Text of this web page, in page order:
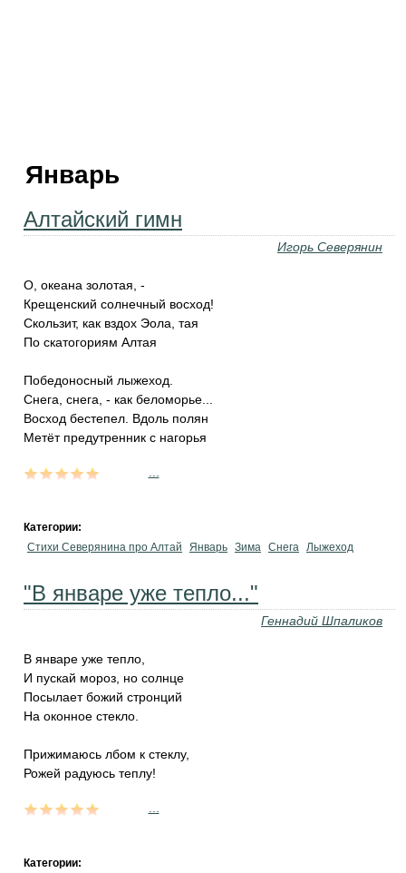
Январь
Алтайский гимн
Игорь Северянин
О, океана золотая, -
Крещенский солнечный восход!
Скользит, как вздох Эола, тая
По скатогориям Алтая
Победоносный лыжеход.
Снега, снега, - как беломорье...
Восход бестепел. Вдоль полян
Метёт предутренник с нагорья
Категории:
Стихи Северянина про Алтай
Январь Зима Снега Лыжеход
"В январе уже тепло..."
Геннадий Шпаликов
В январе уже тепло,
И пускай мороз, но солнце
Посылает божий стронций
На оконное стекло.
Прижимаюсь лбом к стеклу,
Рожей радуюсь теплу!
Категории: